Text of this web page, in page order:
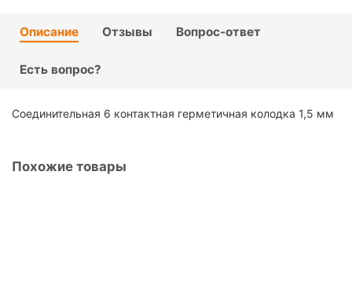
ЩЕТКИ И ДВОРНИКИ
АВТОХИМИЯ ВМП-АВТО
АВТОХИМИЯ ЛАВР
Описание Отзывы Вопрос-ответ
Есть вопрос?
Соединительная 6 контактная герметичная колодка 1,5 мм
Похожие товары